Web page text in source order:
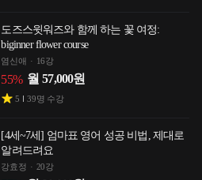
도즈스윗워즈와 함께 하는 꽃 여정:
biginner flower course
염신애 16강
55% 월 57,000원
5 39명 수강
[4세~7세] 엄마표 영어 성공 비법, 제대로
알려드려요
강효정 20강